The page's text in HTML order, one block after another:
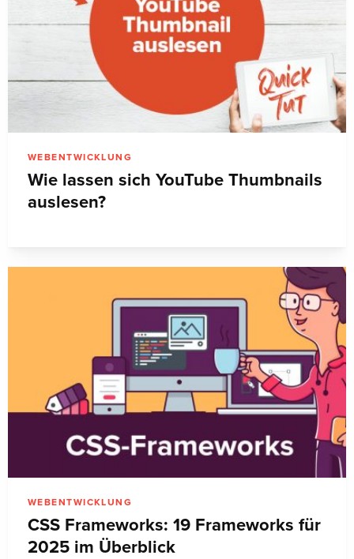
WEBENTWICKLUNG
Wie lassen sich YouTube Thumbnails
auslesen?
WEBENTWICKLUNG
CSS Frameworks: 19 Frameworks für
2025 im Überblick